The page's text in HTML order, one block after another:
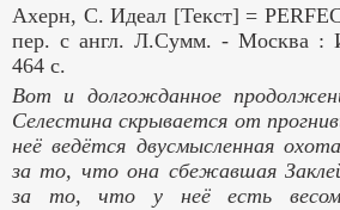
Ахерн, С.Идеал [Текст] =
пер. с англ. Л.Сумм. - Москва :
464 с.
Вот и долгожданное
Селестина скрывается от
неё ведётся двусмысленная
за то, что она сбежавшая
за то, что у неё есть